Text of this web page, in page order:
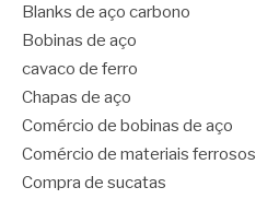
Blanks de aço carbono
Bobinas de aço
cavaco de ferro
Chapas de aço
Comércio de bobinas de aço
Comércio de materiais ferrosos
Compra de sucatas